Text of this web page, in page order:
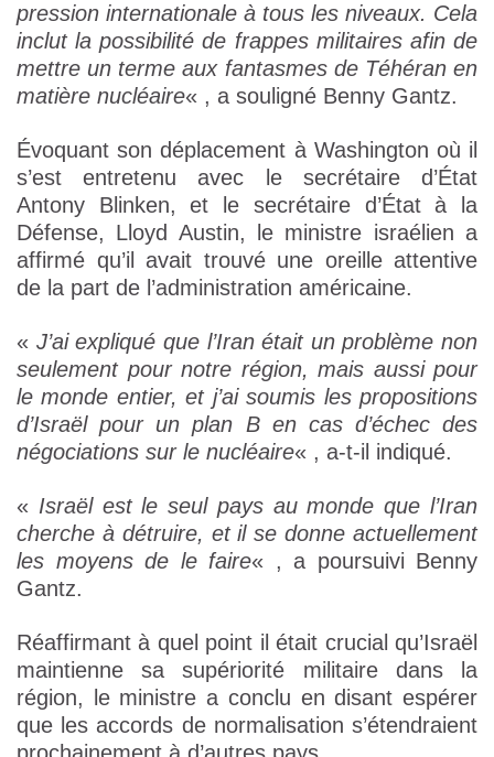
pression internationale à tous les niveaux. Cela
inclut la possibilité de frappes militaires afin de
mettre un terme aux fantasmes de Téhéran en
matière nucléaire« , a souligné Benny Gantz.
Évoquant son déplacement à Washington où il
s’est entretenu avec le secrétaire d’État
Antony Blinken, et le secrétaire d’État à la
Défense, Lloyd Austin, le ministre israélien a
affirmé qu’il avait trouvé une oreille attentive
de la part de l’administration américaine.
« J’ai expliqué que l’Iran était un problème non
seulement pour notre région, mais aussi pour
le monde entier, et j’ai soumis les propositions
d’Israël pour un plan B en cas d’échec des
négociations sur le nucléaire« , a-t-il indiqué.
« Israël est le seul pays au monde que l’Iran
cherche à détruire, et il se donne actuellement
les moyens de le faire« , a poursuivi Benny
Gantz.
Réaffirmant à quel point il était crucial qu’Israël
maintienne sa supériorité militaire dans la
région, le ministre a conclu en disant espérer
que les accords de normalisation s’étendraient